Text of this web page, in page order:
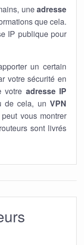
uneadresse
que cela.
IP publique pour
un certain
votre sécurité en
votre adresse IP
de cela, un VPN
vous montrer
sont livrés